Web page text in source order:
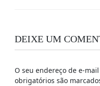
DEIXE UM
O seu endereço de e-
obrigatórios são